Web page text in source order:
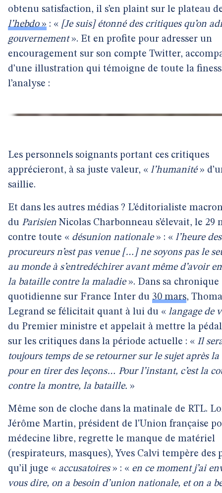
obtenu satisfaction, il s’en plaint sur le plateau
l’hebdo» : « [Je suis] étonné des critiques qu’on
gouvernement». Et en profite pour adresser un
encouragement sur son compte Twitter,
d’une illustration qui témoigne de toute la
l’analyse :
Les personnels soignants portant ces critiques
apprécieront, à sa juste valeur, « l’humanité»
saillie.
Et dans les autres médias ? L’éditorialiste
du Parisien Nicolas Charbonneau s’élevait, le 29
contre toute « désunion nationale» : « l’heure des
procureurs n’est pas venue […] ne soyons pas le
au monde à s’entredéchirer avant même d’avoir
la bataille contre la maladie». Dans sa chronique
quotidienne sur France Inter du 30 mars,
Legrand se félicitait quant à lui du « langage de
du Premier ministre et appelait à mettre la
sur les critiques dans la période actuelle : « Il
toujours temps de se retourner sur le sujet après la
pour en tirer des leçons… Pour l’instant, c’est la
contre la montre, la bataille. »
Même son de cloche dans la matinale de RTL.
Jérôme Martin, président de l’Union française
médecine libre, regrette le manque de matériel
(respirateurs, masques), Yves Calvi tempère des
qu’il juge « accusatoires» : « en ce moment j’ai
vous dire, on a besoin d’union nationale, et on a